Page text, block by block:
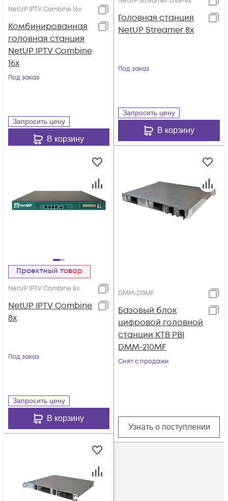
NetUP IPTV Combine 16x
Комбинированная
головная станция
NetUP IPTV Combine
16x
Под заказ
Запросить цену
В корзину
Головная станция
NetUP Streamer 8x
Под заказ
Запросить цену
В корзину
Проектный товар
NetUP IPTV Combine 8x
NetUP IPTV Combine
8x
Под заказ
Запросить цену
В корзину
DMM-210MF
Базовый блок
цифровой головной
станции КТВ PBI
DMM-210MF
Снят с продажи
Узнать о поступлении